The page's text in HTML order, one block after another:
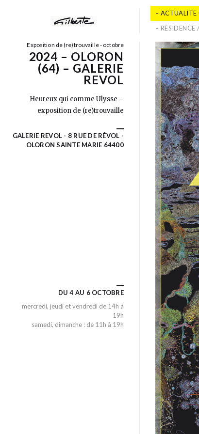
– ACTUALITE
–
Exposition de (re)trouvaille - octobre
2024 – OLORON
(64) – GALERIE
REVOL
Heureux qui comme Ulysse –
exposition de (re)trouvaille
GALERIE REVOL - 8 RUE DE RÉVOL -
OLORON SAINTE MARIE 64400
DU 4 AU 6 OCTOBRE
mercredi, jeudi et vendredi de 14h à
19h
samedi, dimanche : de 11h à 19h